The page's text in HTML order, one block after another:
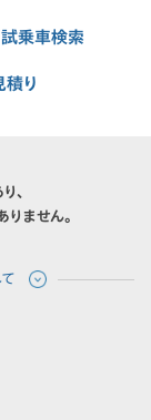
試乗車検索
積り
、
ません。